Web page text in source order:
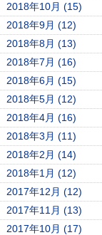
2018年10月 (15)
2018年9月 (12)
2018年8月 (13)
2018年7月 (16)
2018年6月 (15)
2018年5月 (12)
2018年4月 (16)
2018年3月 (11)
2018年2月 (14)
2018年1月 (12)
2017年12月 (12)
2017年11月 (13)
2017年10月 (17)